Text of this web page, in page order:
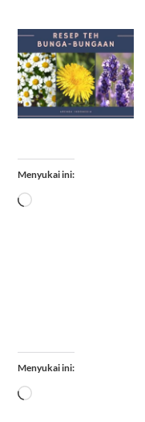
Menyukai ini:
Memuat...
Menyukai ini:
Memuat...